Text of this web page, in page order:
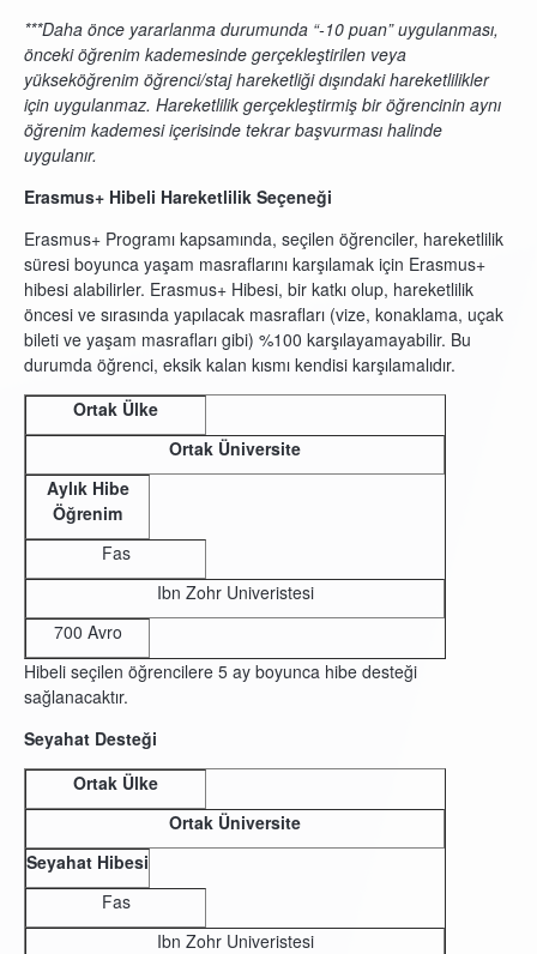
***Daha önce yararlanma durumunda “-10 puan” uygulanması,
önceki öğrenim kademesinde gerçekleştirilen veya
yükseköğrenim öğrenci/staj hareketliği dışındaki hareketlilikler
için uygulanmaz. Hareketlilik gerçekleştirmiş bir öğrencinin aynı
öğrenim kademesi içerisinde tekrar başvurması halinde
uygulanır.
Erasmus+ Hibeli Hareketlilik Seçeneği
Erasmus+ Programı kapsamında, seçilen öğrenciler, hareketlilik
süresi boyunca yaşam masraflarını karşılamak için Erasmus+
hibesi alabilirler. Erasmus+ Hibesi, bir katkı olup, hareketlilik
öncesi ve sırasında yapılacak masrafları (vize, konaklama, uçak
bileti ve yaşam masrafları gibi) %100 karşılayamayabilir. Bu
durumda öğrenci, eksik kalan kısmı kendisi karşılamalıdır.
Ortak Ülke
Ortak Üniversite
Aylık Hibe
Öğrenim
Fas
Ibn Zohr Univeristesi
700 Avro
Hibeli seçilen öğrencilere 5 ay boyunca hibe desteği
sağlanacaktır.
Seyahat Desteği
Ortak Ülke
Ortak Üniversite
Seyahat Hibesi
Fas
Ibn Zohr Univeristesi